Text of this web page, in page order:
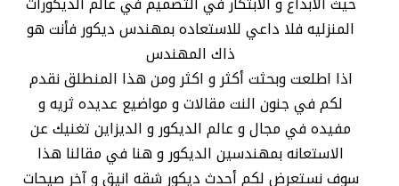
المنزليه فلا داعي للاستعاده بمهندس ديكور فأنت هو
ذاك المهندس
اذا اطلعت وبحثت أكثر و اكثر ومن هذا المنطلق نقدم
لكم في جنون النت مقالات و مواضيع عديده ثريه و
مفيده في مجال و عالم الديكور و الديزاين تغنيك عن
الاستعانه بمهندسين الديكور و هنا في مقالنا هذا
سوف نستعرض لكم أحدث ديكور شقه انيق و آخر صيحات